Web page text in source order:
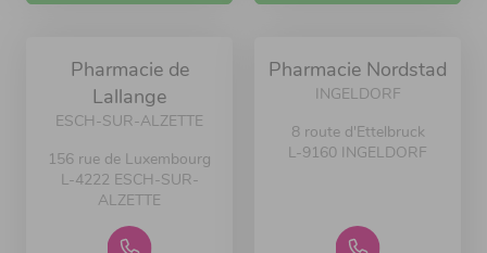
Pharmacie de
Lallange
ESCH-SUR-ALZETTE
156 rue de Luxembourg
L-4222 ESCH-SUR-
ALZETTE
Pharmacie Nordstad
INGELDORF
8 route d'Ettelbruck
L-9160 INGELDORF